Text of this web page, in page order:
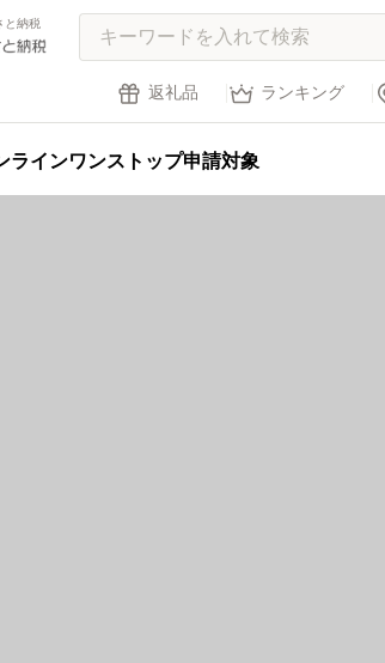
と納税
返礼品 ランキング
ラインワンストップ申請対象